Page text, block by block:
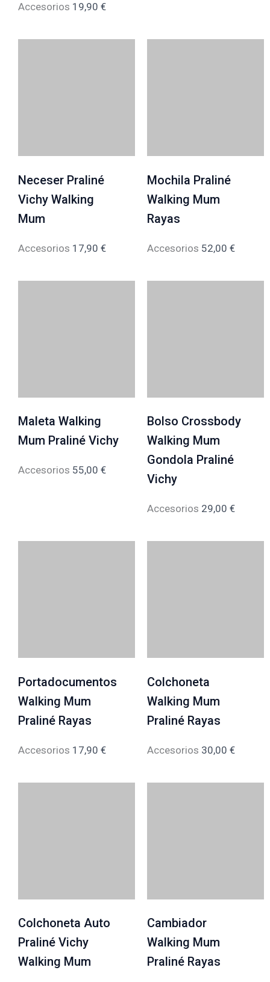
Accesorios 19,90 €
Neceser Praliné
Vichy Walking
Mum
Accesorios 17,90 €
Mochila Praliné
Walking Mum
Rayas
Accesorios 52,00 €
Maleta Walking
Mum Praliné Vichy
Accesorios 55,00 €
Bolso Crossbody
Walking Mum
Gondola Praliné
Vichy
Accesorios 29,00 €
Portadocumentos
Walking Mum
Praliné Rayas
Accesorios 17,90 €
Colchoneta
Walking Mum
Praliné Rayas
Accesorios 30,00 €
Colchoneta Auto
Praliné Vichy
Walking Mum
Cambiador
Walking Mum
Praliné Rayas